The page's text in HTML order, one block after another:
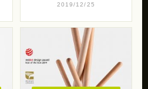
2019/12/25